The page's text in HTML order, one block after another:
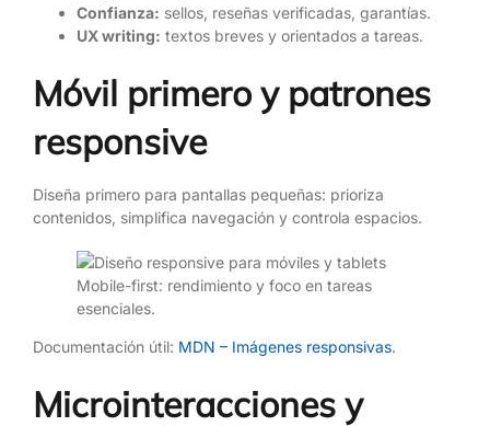
Confianza: sellos, reseñas verificadas, garantías.
UX writing: textos breves y orientados a tareas.
Móvil primero y patrones
responsive
Diseña primero para pantallas pequeñas: prioriza
contenidos, simplifica navegación y controla espacios.
Mobile-first: rendimiento y foco en tareas
esenciales.
Documentación útil: MDN – Imágenes responsivas.
Microinteracciones y